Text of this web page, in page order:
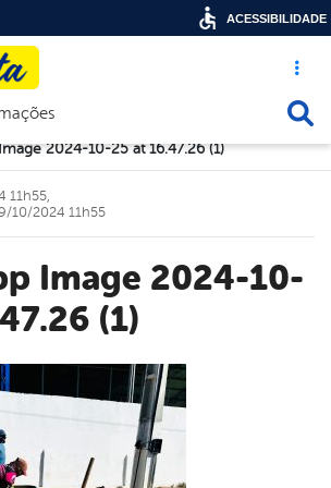
Acesso
de navegação
2024-10-25 at 16.47.26 (1)
(1)
11h55,
10/2024 11h55
ACESSIBILIDADE